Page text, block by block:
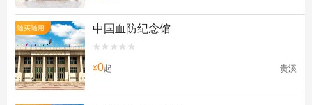
随买随用 中国血防纪念馆


¥0起 贵溪